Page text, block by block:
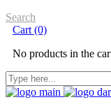
Search
Cart (0)
No products in the